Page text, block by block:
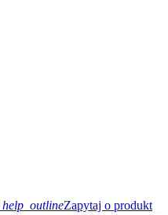
help_outlineZapytaj o produkt